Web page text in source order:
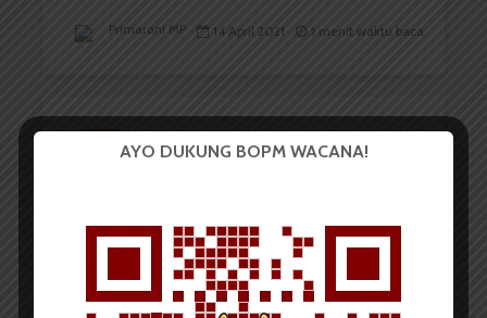
Primarani MP 14 April 2021 1 menit waktu baca
Ilusi Boneka
AYO DUKUNG BOPM WACANA!